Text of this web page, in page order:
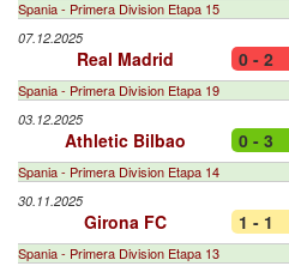
Spania - Primera Division Etapa 15
07.12.2025
Real Madrid 0 - 2
Spania - Primera Division Etapa 19
03.12.2025
Athletic Bilbao 0 - 3
Spania - Primera Division Etapa 14
30.11.2025
Girona FC 1 - 1
Spania - Primera Division Etapa 13